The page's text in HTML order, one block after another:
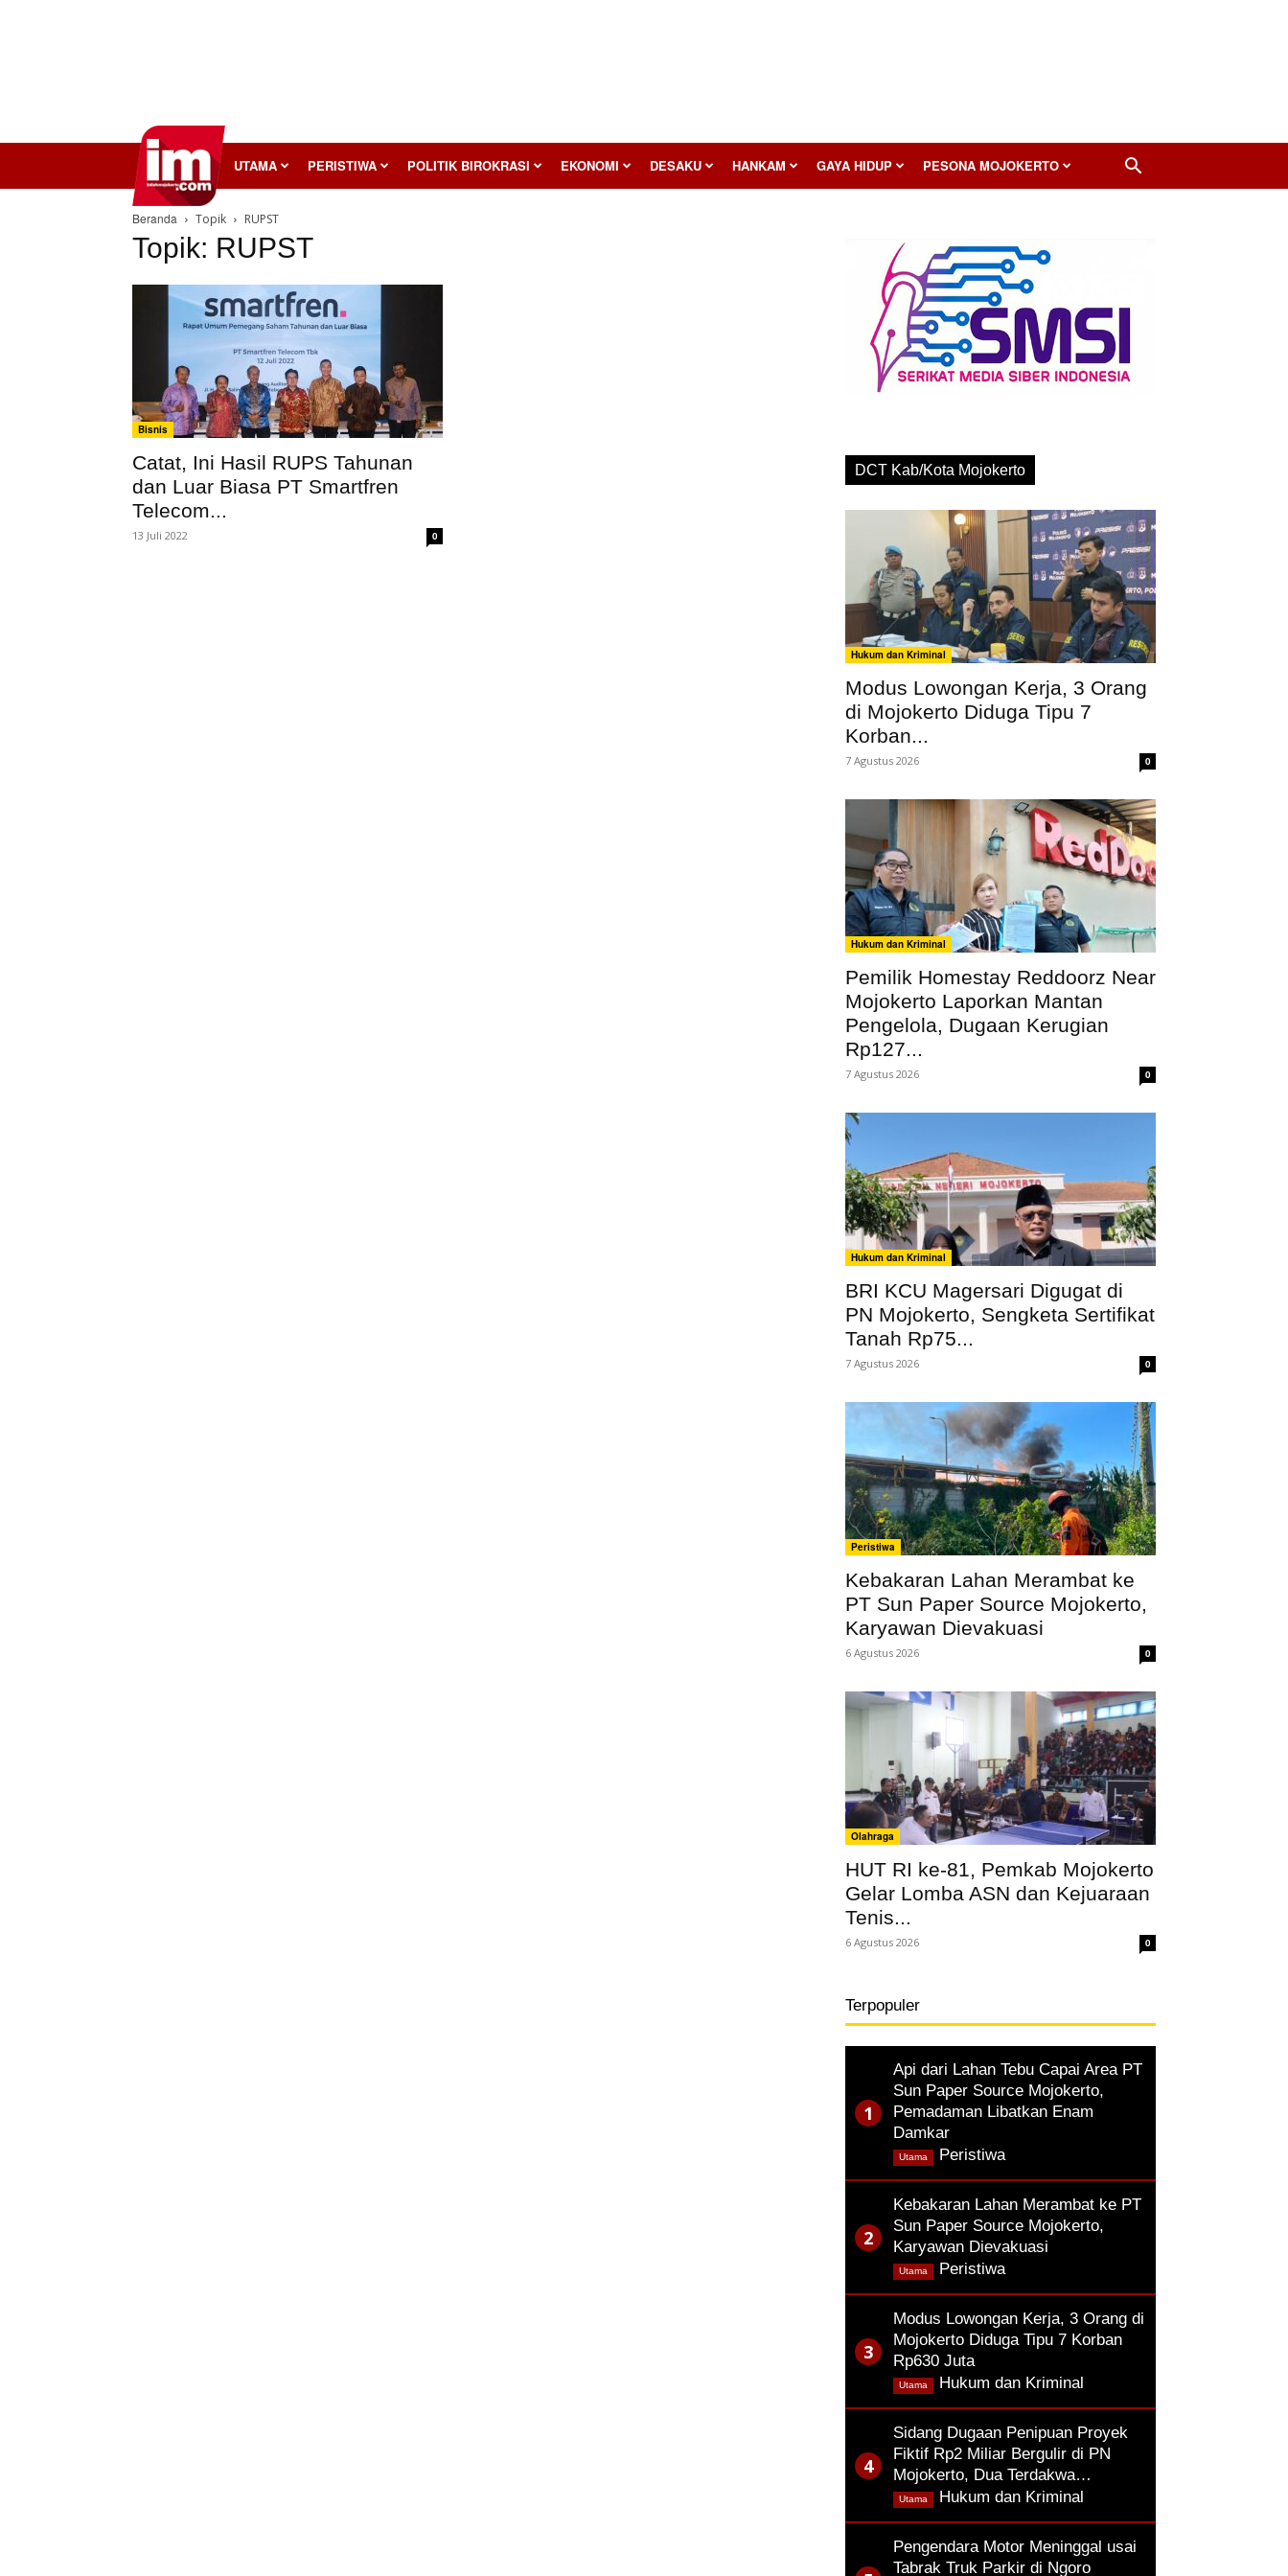
InilahMojokerto UTAMA PERISTIWA POLITIK BIROKRASI EKONOMI DESAKU HANKAM GAYA HIDUP PESONA MOJOKERTO
Beranda Topik RUPST
Topik: RUPST
Bisnis
Catat, Ini Hasil RUPS Tahunan
dan Luar Biasa PT Smartfren
Telecom...
13 Juli 2022 0
DCT Kab/Kota Mojokerto
Hukum dan Kriminal
Modus Lowongan Kerja, 3 Orang
di Mojokerto Diduga Tipu 7
Korban...
7 Agustus 2026 0
Hukum dan Kriminal
Pemilik Homestay Reddoorz Near
Mojokerto Laporkan Mantan
Pengelola, Dugaan Kerugian
Rp127...
7 Agustus 2026 0
Hukum dan Kriminal
BRI KCU Magersari Digugat di
PN Mojokerto, Sengketa Sertifikat
Tanah Rp75...
7 Agustus 2026 0
Peristiwa
Kebakaran Lahan Merambat ke
PT Sun Paper Source Mojokerto,
Karyawan Dievakuasi
6 Agustus 2026 0
Olahraga
HUT RI ke-81, Pemkab Mojokerto
Gelar Lomba ASN dan Kejuaraan
Tenis...
6 Agustus 2026 0
Terpopuler
Api dari Lahan Tebu Capai Area PT
Sun Paper Source Mojokerto,
Pemadaman Libatkan Enam
Damkar
Peristiwa,
Utama
Kebakaran Lahan Merambat ke PT
Sun Paper Source Mojokerto,
Karyawan Dievakuasi
Peristiwa,
Utama
Modus Lowongan Kerja, 3 Orang di
Mojokerto Diduga Tipu 7 Korban
Rp630 Juta
Hukum dan Kriminal
Utama
Sidang Dugaan Penipuan Proyek
Fiktif Rp2 Miliar Bergulir di PN
Mojokerto, Dua Terdakwa…
Hukum dan Kriminal
Utama
Pengendara Motor Meninggal usai
Tabrak Truk Parkir di Ngoro